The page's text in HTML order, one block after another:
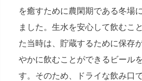
を癒すために農閑期である冬場
ました。生水を安心して飲むこ
た当時は、貯蔵するために保存
やかに飲むことができるビール
す。そのため、ドライな飲み口